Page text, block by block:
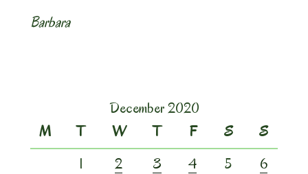
Barbara
December 2020
M
T W T F S
S
1
2 3 4 5
6